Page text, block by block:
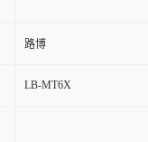
路博
LB-MT6X